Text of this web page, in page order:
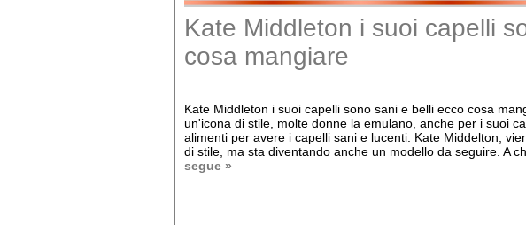
Kate Middleton i suoi capelli
cosa mangiare
Kate Middleton i suoi capelli sono sani e belli ecco cosa
un'icona di stile, molte donne la emulano, anche per i suoi
alimenti per avere i capelli sani e lucenti. Kate Middelton,
di stile, ma sta diventando anche un modello da seguire. A
segue »